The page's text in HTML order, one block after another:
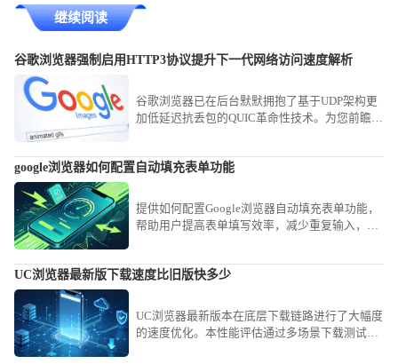
继续阅读
谷歌浏览器强制启用HTTP3协议提升下一代网络访问速度解析
谷歌浏览器已在后台默默拥抱了基于UDP架构更
加低延迟抗丢包的QUIC革命性技术。为您前瞻性
器集群的访问速度，助您抢先体验谷歌浏览器强
带来的革命。
google浏览器如何配置自动填充表单功能
提供如何配置Google浏览器自动填充表单功能，
帮助用户提高表单填写效率，减少重复输入，提
UC浏览器最新版下载速度比旧版快多少
UC浏览器最新版本在底层下载链路进行了大幅度
的速度优化。本性能评估通过多场景下载测试，